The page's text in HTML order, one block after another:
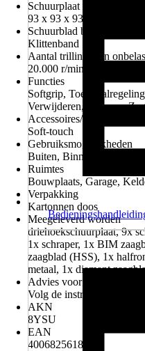
Schuurplaat maat
93 x 93 x 93 mm
Schuurblad bevestiging
Klittenband
Aantal trillingen in
20.000 r/min
Functies
Softgrip,
Verwijderen, Schuren,
Accessoires/onderdelen
Soft-touch
Gebruiksmogelijkheden
Buiten, Binnen
Ruimtes
Bouwplaats, Garage,
Verpakking
Kartonnen doos
Meegeleverd worden
driehoekschuurplaat, 9x
1x schraper, 1x BIM
zaagblad (HSS), 1x
metaal, 1x diamant
Advies voor afvoer
Volg de instructies voor
AKN
8YSU
EAN
4006825618648